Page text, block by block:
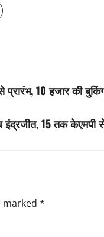
10 हजार की
इंद्रजीत, 15 तक केएमपी
marked *